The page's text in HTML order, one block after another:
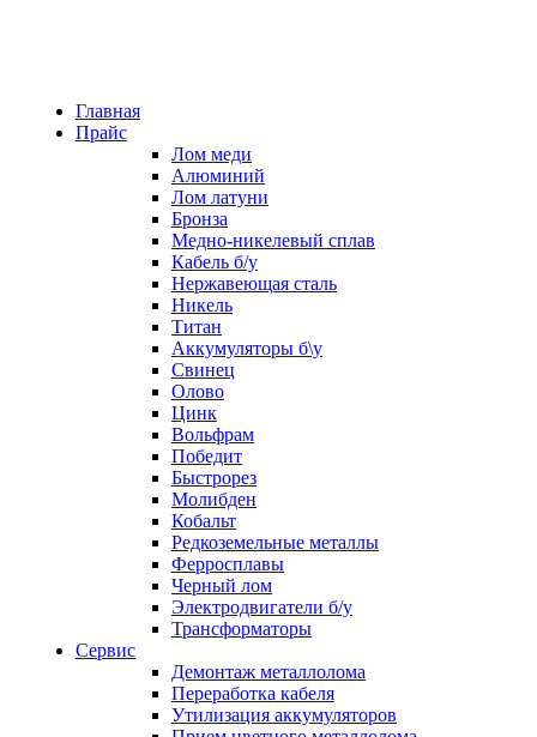
Главная
Прайс
Лом меди
Алюминий
Лом латуни
Бронза
Медно-никелевый сплав
Кабель б/у
Нержавеющая сталь
Никель
Титан
Аккумуляторы б\у
Свинец
Олово
Цинк
Вольфрам
Победит
Быстрорез
Молибден
Кобальт
Редкоземельные металлы
Ферросплавы
Черный лом
Электродвигатели б/у
Трансформаторы
Сервис
Демонтаж металлолома
Переработка кабеля
Утилизация аккумуляторов